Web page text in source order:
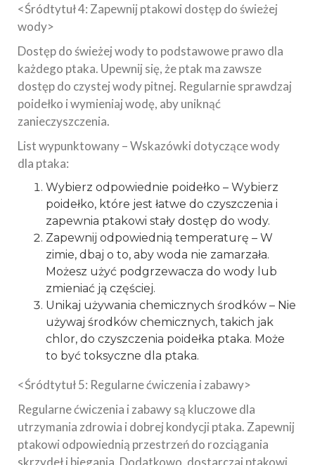
<Śródtytuł 4: Zapewnij ptakowi dostęp do świeżej
wody>
Dostęp do świeżej wody to podstawowe prawo dla
każdego ptaka. Upewnij się, że ptak ma zawsze
dostęp do czystej wody pitnej. Regularnie sprawdzaj
poidełko i wymieniaj wodę, aby uniknąć
zanieczyszczenia.
List wypunktowany – Wskazówki dotyczące wody
dla ptaka:
Wybierz odpowiednie poidełko – Wybierz
poidełko, które jest łatwe do czyszczenia i
zapewnia ptakowi stały dostęp do wody.
Zapewnij odpowiednią temperaturę – W
zimie, dbaj o to, aby woda nie zamarzała.
Możesz użyć podgrzewacza do wody lub
zmieniać ją częściej.
Unikaj używania chemicznych środków – Nie
używaj środków chemicznych, takich jak
chlor, do czyszczenia poidełka ptaka. Może
to być toksyczne dla ptaka.
<Śródtytuł 5: Regularne ćwiczenia i zabawy>
Regularne ćwiczenia i zabawy są kluczowe dla
utrzymania zdrowia i dobrej kondycji ptaka. Zapewnij
ptakowi odpowiednią przestrzeń do rozciągania
skrzydeł i biegania. Dodatkowo, dostarczaj ptakowi